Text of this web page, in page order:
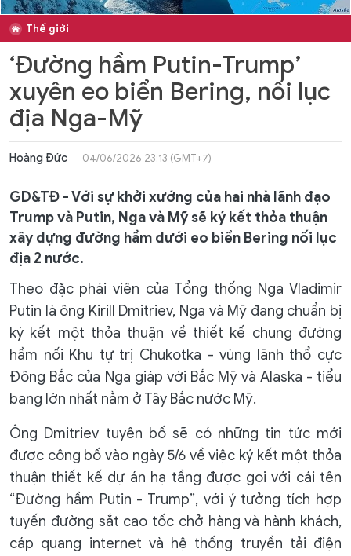
Thế giới
‘Đường hầm Putin-Trump’
xuyên eo biển Bering, nối lục
địa Nga-Mỹ
Hoàng Đức 04/06/2026 23:13 (GMT+7)
GD&TĐ - Với sự khởi xướng của hai nhà lãnh đạo
Trump và Putin, Nga và Mỹ sẽ ký kết thỏa thuận
xây dựng đường hầm dưới eo biển Bering nối lục
địa 2 nước.
Theo đặc phái viên của Tổng thống Nga Vladimir
Putin là ông Kirill Dmitriev, Nga và Mỹ đang chuẩn bị
ký kết một thỏa thuận về thiết kế chung đường
hầm nối Khu tự trị Chukotka - vùng lãnh thổ cực
Đông Bắc của Nga giáp với Bắc Mỹ và Alaska - tiểu
bang lớn nhất nằm ở Tây Bắc nước Mỹ.
Ông Dmitriev tuyên bố sẽ có những tin tức mới
được công bố vào ngày 5/6 về việc ký kết một thỏa
thuận thiết kế dự án hạ tầng được gọi với cái tên
“Đường hầm Putin - Trump”, với ý tưởng tích hợp
tuyến đường sắt cao tốc chở hàng và hành khách,
cáp quang internet và hệ thống truyền tải điện